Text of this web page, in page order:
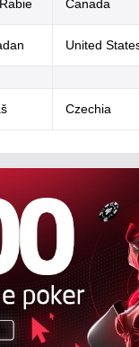
Canada
United
Czechia